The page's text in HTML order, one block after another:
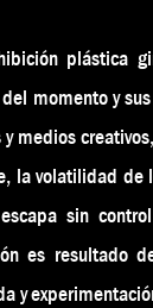
plástica
momento y
medios
la volatilidad de
sin
es resultado
y